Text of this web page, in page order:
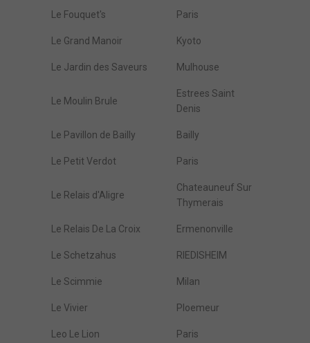
Le Fouquet's Paris
Le Grand Manoir Kyoto
Le Jardin des Saveurs Mulhouse
Le Moulin Brule
Estrees Saint
Denis
Le Pavillon de Bailly Bailly
Le Petit Verdot Paris
Le Relais d'Aligre
Chateauneuf Sur
Thymerais
Le Relais De La Croix Ermenonville
Le Schetzahus RIEDISHEIM
Le Scimmie Milan
Le Vivier Ploemeur
Leo Le Lion Paris